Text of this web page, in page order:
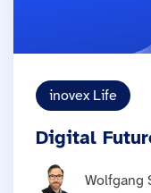
inovex Life
Digital
Wolfgang